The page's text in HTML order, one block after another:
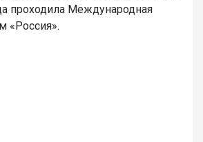
проходила Международная
«Россия».